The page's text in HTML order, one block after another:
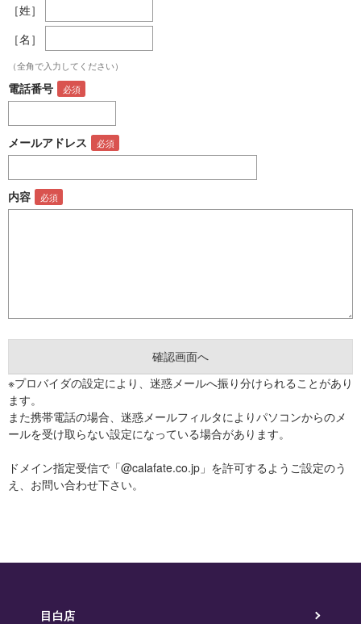
［姓］
［名］
（全角で入力してください）
電話番号
メールアドレス
内容
※プロバイダの設定により、迷惑メールへ振り分けられることがあり
ます。
また携帯電話の場合、迷惑メールフィルタによりパソコンからのメ
ールを受け取らない設定になっている場合があります。
ドメイン指定受信で「@calafate.co.jp」を許可するようご設定のう
え、お問い合わせ下さい。
目白店